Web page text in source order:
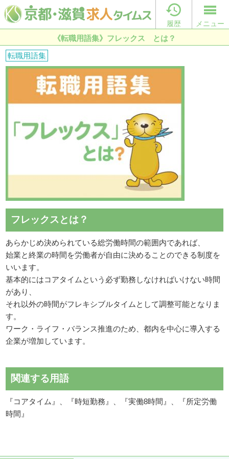

履歴 メニュー
《転職用語集》フレックス とは？
転職用語集
フレックスとは？
あらかじめ決められている総労働時間の範囲内であれば、
始業と終業の時間を労働者が自由に決めることのできる制度を
いいます。
基本的にはコアタイムという必ず勤務しなければいけない時間
があり、
それ以外の時間がフレキシブルタイムとして調整可能となりま
す。
ワーク・ライフ・バランス推進のため、都内を中心に導入する
企業が増加しています。
関連する用語
『コアタイム』、『時短勤務』、『実働8時間』、『所定労働
時間』